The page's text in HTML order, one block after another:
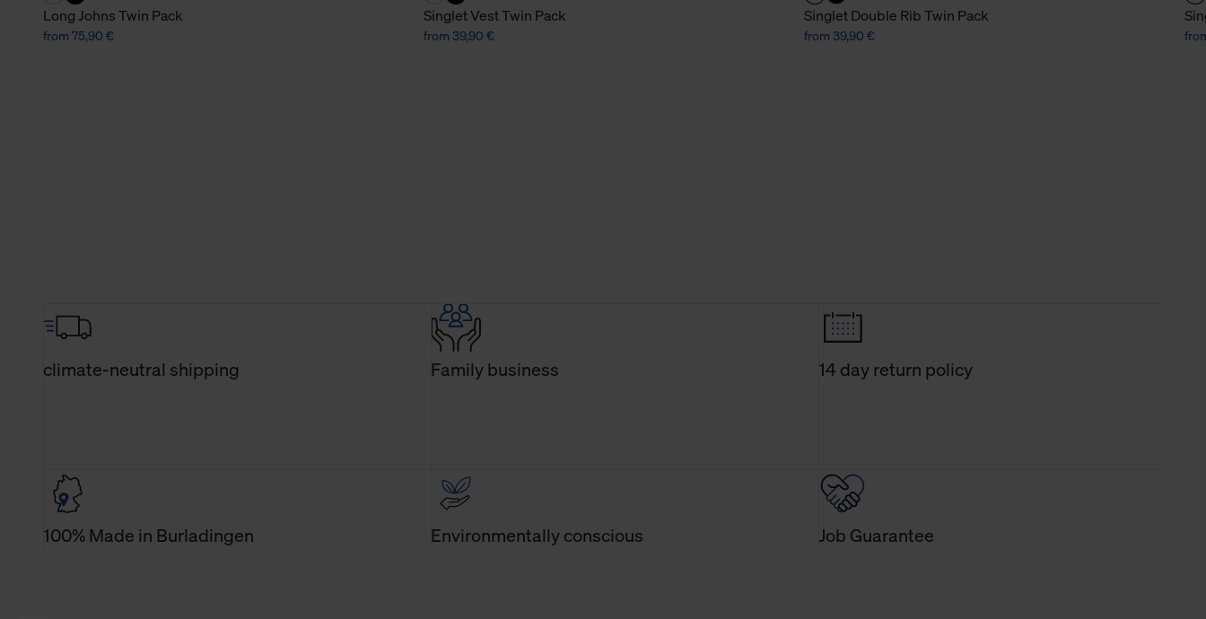
Long Johns Twin Pack
from 75,90 €
Singlet Vest Twin Pack
from 39,90 €
Singlet Double Rib Twin Pack
from 39,90 €
climate-neutral shipping Family business 14 day return policy
100% Made in Burladingen Environmentally conscious Job Guarantee